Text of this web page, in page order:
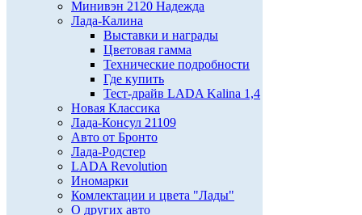
Минивэн 2120 Надежда
Лада-Калина
Выставки и награды
Цветовая гамма
Технические подробности
Где купить
Тест-драйв LADA Kalina 1,4
Новая Классика
Лада-Консул 21109
Авто от Бронто
Лада-Родстер
LADA Revolution
Иномарки
Комлектации и цвета "Лады"
О других авто